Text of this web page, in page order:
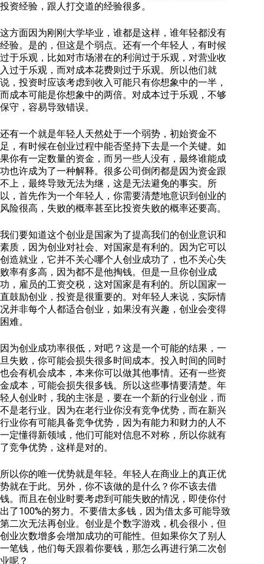
投资经验，跟人打交道的经验很多。
这方面因为刚刚大学毕业，谁都是这样，谁年轻都没有
经验。是的，但这是个弱点。还有一个年轻人，有时候
过于乐观，比如对市场潜在的利润过于乐观，对营业收
入过于乐观，而对成本花费则过于乐观。所以他们就
说，投资时应该考虑到收入可能只有你想象中的一半，
而成本可能是你想象中的两倍。对成本过于乐观，不够
保守，容易导致错误。
还有一个就是年轻人天然处于一个弱势，初始资金不
足，有时候在创业过程中能否坚持下去是一个关键。如
果你有一定数量的资金，而另一些人没有，最终谁能成
功也许成为了一种解释。很多公司倒闭都是因为资金跟
不上，最终导致无法为继，这是无法避免的事实。所
以，首先作为一个年轻人，你需要清楚地意识到创业的
风险很高，失败的概率甚至比投资失败的概率还要高。
我们要知道这个创业是国家为了提高我们的创业意识和
素质，因为创业对社会、对国家是有利的。因为它可以
创造就业，它并不关心哪个人创业成功了，也不关心失
败率有多高，因为都不是他掏钱。但是一旦你创业成
功，雇员的工资交税，这对国家是有利的。所以国家一
直鼓励创业，投资是很重要的。对年轻人来说，实际情
况并非每个人都适合创业，如果没有兴趣，创业会变得
困难。
因为创业成功率很低，对吧？这是一个可能的结果，一
旦失败，你可能会损失很多时间成本。投入时间的同时
也会有机会成本，本来你可以做其他事情。还有一些资
金成本，可能会损失很多钱。所以这些事情要清楚。年
轻人创业时，我的主张是，要在一个新的行业创业，而
不是老行业。因为在老行业你没有竞争优势，而在新兴
行业你有可能具备竞争优势，因为有能力和财力的人不
一定懂得新领域，他们可能对信息不对称，所以你就有
了竞争优势，这样是对的。
所以你的唯一优势就是年轻。年轻人在商业上的真正优
势就在于此。另外，你不该做的是什么？你不该去借
钱。而且在创业时要考虑到可能失败的情况，即使你付
出了100%的努力。不要借太多钱，因为借太多可能导致
第二次无法再创业。创业是个数字游戏，机会很小，但
创业次数增多会增加成功的可能性。但如果你欠了别人
一笔钱，他们每天跟着你要钱，那怎么再进行第二次创
业呢？